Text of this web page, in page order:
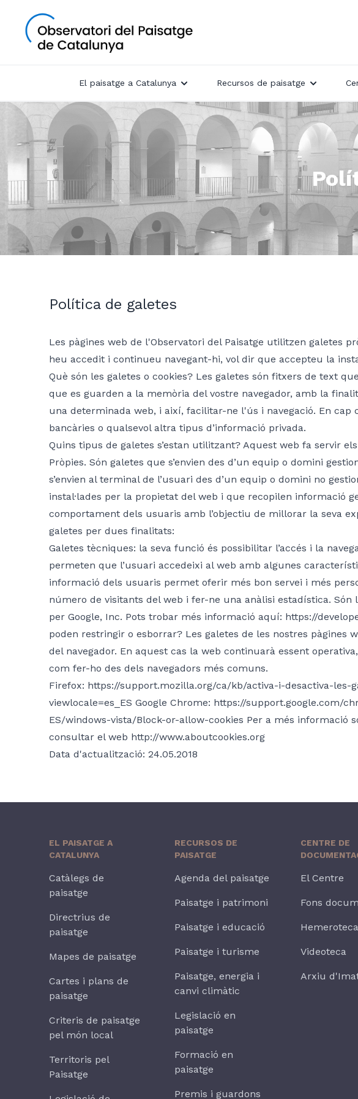
El paisatge a Catalunya Recursos de paisatge
Política de galetes
Les pàgines web de l'Observatori del Paisatge utilitzen galetes
heu accedit i continueu navegant-hi, vol dir que accepteu la
Què són les galetes o cookies? Les galetes són fitxers de text
que es guarden a la memòria del vostre navegador, amb la
una determinada web, i així, facilitar-ne l'ús i navegació. En
bancàries o qualsevol altra tipus d’informació privada.
Quins tipus de galetes s’estan utilitzant? Aquest web fa servir
Pròpies. Són galetes que s’envien des d’un equip o domini
s’envien al terminal de l’usuari des d’un equip o domini no
instal·lades per la propietat del web i que recopilen informació
comportament dels usuaris amb l’objectiu de millorar la seva
galetes per dues finalitats:
Galetes tècniques: la seva funció és possibilitar l’accés i la
permeten que l’usuari accedeixi al web amb algunes
informació dels usuaris permet oferir més bon servei i més
número de visitants del web i fer-ne una anàlisi estadística. Són
per Google, Inc. Pots trobar més informació aquí: https://
poden restringir o esborrar? Les galetes de les nostres
del navegador. En aquest cas la web continuarà essent
com fer-ho des dels navegadors més comuns.
Firefox: https://support.mozilla.org/ca/kb/activa-i-desactiva-
viewlocale=es_ES Google Chrome: https://
ES/windows-vista/Block-or-allow-cookies Per a més informació
consultar el web http://www.aboutcookies.org
Data d'actualització: 24.05.2018
EL PAISATGE A
CATALUNYA
Catàlegs de
paisatge
Directrius de
paisatge
Mapes de paisatge
Cartes i plans de
paisatge
Criteris de paisatge
pel món local
Territoris pel
Paisatge
RECURSOS DE
PAISATGE
Agenda del paisatge
Paisatge i patrimoni
Paisatge i educació
Paisatge i turisme
Paisatge, energia i
canvi climàtic
Legislació en
paisatge
Formació en
paisatge
Premis i guardons
CENTRE DE
El Centre
Fons
Hemeroteca
Videoteca
Arxiu